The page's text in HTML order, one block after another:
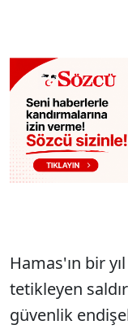
Hamas'ın bir
tetikleyen
güvenlik